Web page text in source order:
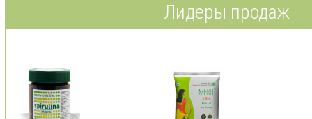
Лидеры продаж